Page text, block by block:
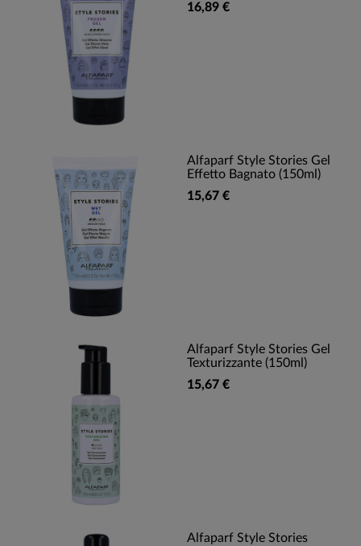
16,89 €
Alfaparf Style Stories Gel
Effetto Bagnato (150ml)
15,67 €
Alfaparf Style Stories Gel
Texturizzante (150ml)
15,67 €
Alfaparf Style Stories